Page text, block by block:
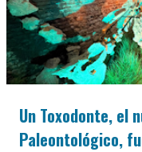
Un Toxodonte, el
Paleontológico,